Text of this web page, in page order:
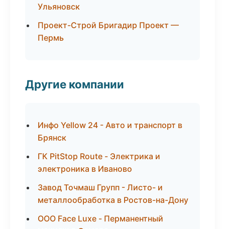
Ульяновск
Проект-Строй Бригадир Проект —
Пермь
Другие компании
Инфо Yellow 24 - Авто и транспорт в
Брянск
ГК PitStop Route - Электрика и
электроника в Иваново
Завод Точмаш Групп - Листо- и
металлообработка в Ростов-на-Дону
ООО Face Luxe - Перманентный